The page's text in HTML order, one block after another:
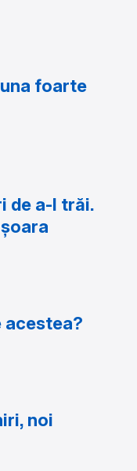
foarte
de a-l trăi.
acestea?
noi